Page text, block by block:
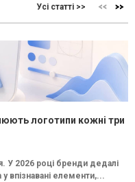
Усі статті >>
логотипи кожні три
У 2026 році бренди дедалі
у впізнавані елементи,...